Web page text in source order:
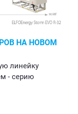
НА НОВОМ
линейку
- серию